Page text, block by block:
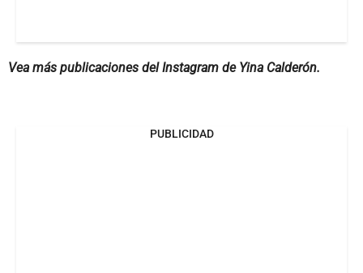
Vea más publicaciones del Instagram de Yina Calderón.
PUBLICIDAD